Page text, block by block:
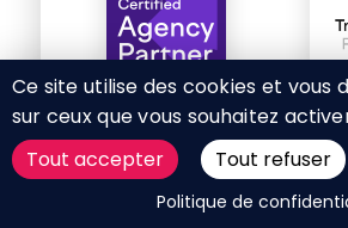
DEMANDER UN
Ce site utilise des cookies et vous
sur ceux que vous souhaitez
Tout accepter
Tout refuser
Politique de